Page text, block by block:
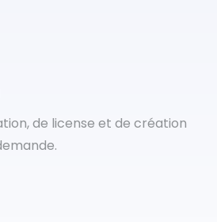
de license et de création